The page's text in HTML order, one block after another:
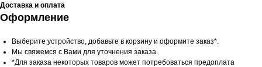
Доставка и оплата
Оформление
Выберите устройство, добавьте в корзину и оформите заказ*.
Мы свяжемся с Вами для уточнения заказа.
*Для заказа некоторых товаров может потребоваться предоплата